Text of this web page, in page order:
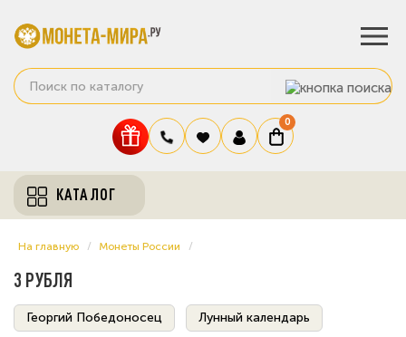
0
КАТАЛОГ
На главную Монеты России
3 РУБЛЯ
Георгий Победоносец Лунный календарь